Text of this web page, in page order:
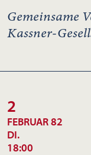
Gemeinsame
Kassner-
2
FEBRUAR 82
DI.
18:00